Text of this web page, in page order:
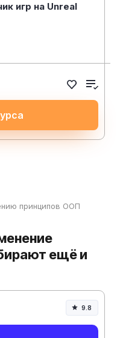
игр на Unreal
принципов ООП
ещё и
9.8